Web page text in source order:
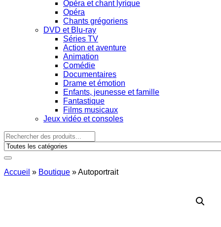
Opéra et chant lyrique
Opéra
Chants grégoriens
DVD et Blu-ray
Séries TV
Action et aventure
Animation
Comédie
Documentaires
Drame et émotion
Enfants, jeunesse et famille
Fantastique
Films musicaux
Jeux vidéo et consoles
Accueil » Boutique »Autoportrait